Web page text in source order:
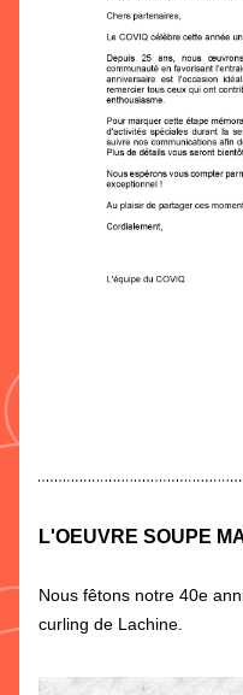
L'OEUVRE SOUPE
Nous fêtons notre 40e
curling de Lachine.